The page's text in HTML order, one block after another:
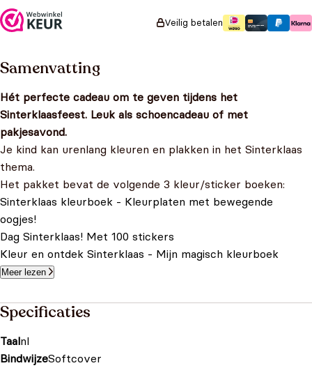
Veilig betalen
Samenvatting
Hét perfecte cadeau om te geven tijdens het
Sinterklaasfeest. Leuk als schoencadeau of met
pakjesavond.
Je kind kan urenlang kleuren en plakken in het Sinterklaas
thema.
Het pakket bevat de volgende 3 kleur/sticker boeken:
Sinterklaas kleurboek - Kleurplaten met bewegende
oogjes!
Dag Sinterklaas! Met 100 stickers
Kleur en ontdek Sinterklaas - Mijn magisch kleurboek
Meer lezen
Specificaties
Taalnl
BindwijzeSoftcover